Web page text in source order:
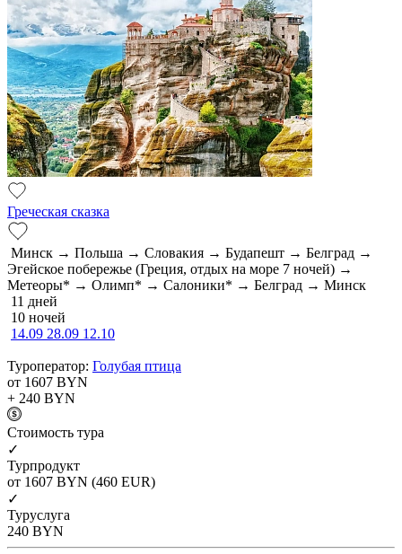
Греческая сказка
Минск → Польша → Словакия → Будапешт → Белград →
Эгейское побережье (Греция, отдых на море 7 ночей) →
Метеоры* → Олимп* → Салоники* → Белград → Минск
11 дней
10 ночей
14.09 28.09 12.10
Туроператор: Голубая птица
от 1607 BYN
+ 240 BYN
Cтоимость тура
✓
Турпродукт
от 1607 BYN (460 EUR)
✓
Туруслуга
240 BYN